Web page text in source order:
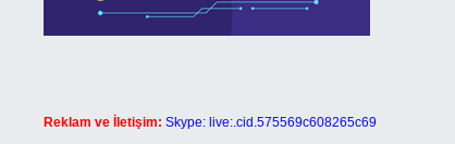
Reklam ve İletişim: Skype: live:.cid.575569c608265c69